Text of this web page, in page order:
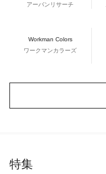
アーバンリサーチ
Workman Colors
ワークマンカラーズ
特集